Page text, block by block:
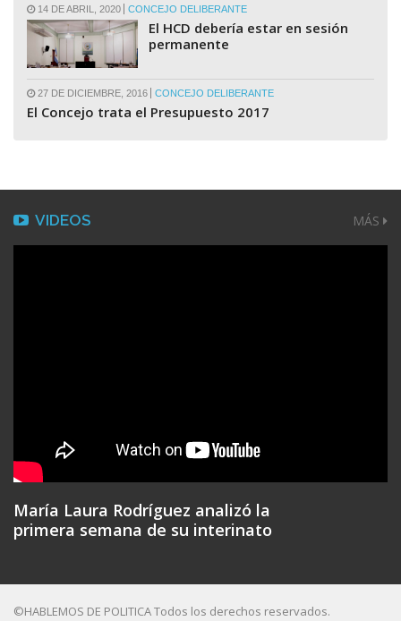
14 DE ABRIL, 2020 CONCEJO DELIBERANTE
El HCD debería estar en sesión
permanente
27 DE DICIEMBRE, 2016 CONCEJO DELIBERANTE
El Concejo trata el Presupuesto 2017
VIDEOS MÁS
María Laura Rodríguez analizó la
primera semana de su interinato
©HABLEMOS DE POLITICA Todos los derechos reservados.